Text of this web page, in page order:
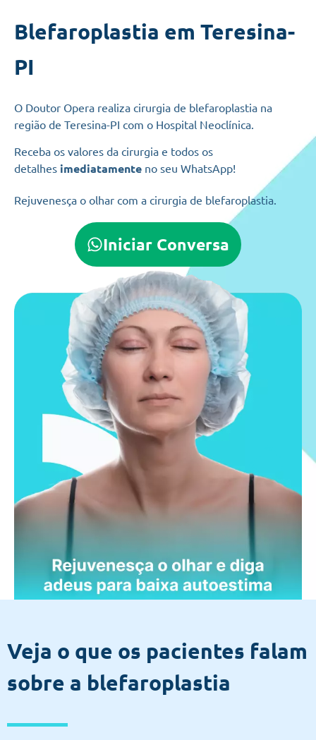
Blefaroplastia em Teresina-
PI
O Doutor Opera realiza cirurgia de blefaroplastia na
região de Teresina-PI com o Hospital Neoclínica.
Receba os valores da cirurgia e todos os
detalhes imediatamente no seu WhatsApp!
Rejuvenesça o olhar com a cirurgia de blefaroplastia.
Iniciar Conversa
Veja o que os pacientes falam
sobre a blefaroplastia